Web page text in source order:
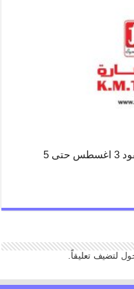
عروض كي إم الشارقة اليوم توفير النقود 3 اغسطس حتى 5
لتضيف تعليقاً.